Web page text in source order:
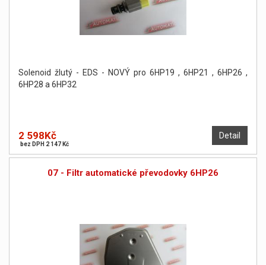
Solenoid žlutý - EDS - NOVÝ pro 6HP19 , 6HP21 , 6HP26 ,
6HP28 a 6HP32
Detail
2 598Kč
bez DPH 2 147 Kč
07 - Filtr automatické převodovky 6HP26